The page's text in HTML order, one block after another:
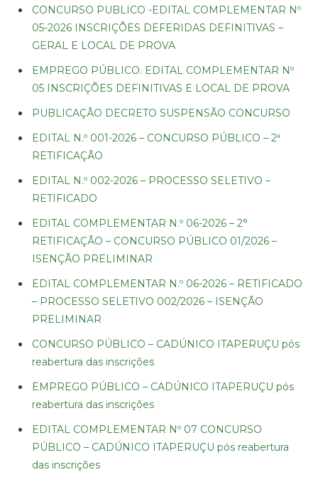
CONCURSO PUBLICO -EDITAL COMPLEMENTAR Nº
05-2026 INSCRIÇÕES DEFERIDAS DEFINITIVAS –
GERAL E LOCAL DE PROVA
EMPREGO PÚBLICO. EDITAL COMPLEMENTAR Nº
05 INSCRIÇÕES DEFINITIVAS E LOCAL DE PROVA
PUBLICAÇÃO DECRETO SUSPENSÃO CONCURSO
EDITAL N.º 001-2026 – CONCURSO PÚBLICO – 2ª
RETIFICAÇÃO
EDITAL N.º 002-2026 – PROCESSO SELETIVO –
RETIFICADO
EDITAL COMPLEMENTAR N.º 06-2026 – 2°
RETIFICAÇÃO – CONCURSO PÚBLICO 01/2026 –
ISENÇÃO PRELIMINAR
EDITAL COMPLEMENTAR N.º 06-2026 – RETIFICADO
– PROCESSO SELETIVO 002/2026 – ISENÇÃO
PRELIMINAR
CONCURSO PÚBLICO – CADÚNICO ITAPERUÇU pós
reabertura das inscrições
EMPREGO PÚBLICO – CADÚNICO ITAPERUÇU pós
reabertura das inscrições
EDITAL COMPLEMENTAR Nº 07 CONCURSO
PÚBLICO – CADÚNICO ITAPERUÇU pós reabertura
das inscrições